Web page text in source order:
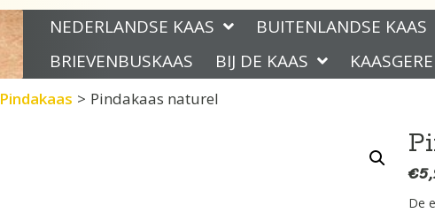
NEDERLANDSE KAAS BUITENLANDSE KAAS
BRIEVENBUSKAAS
BIJ DE KAAS
Pindakaas > Pindakaas naturel
€
De